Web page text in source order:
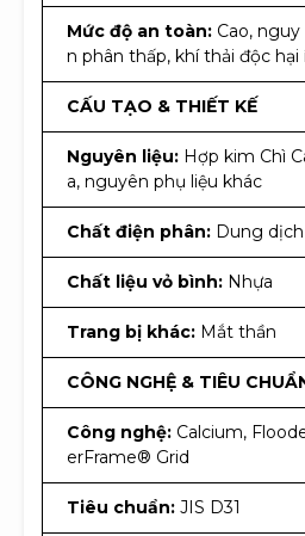
Mức độ an toàn: Cao,
n phân thấp, khí thải độc hại
CẤU TẠO & THIẾT KẾ
Nguyên liệu: Hợp kim Chì
a, nguyên phụ liệu khác
Chất điện phân: Dung
Chất liệu vỏ bình: Nhựa
Trang bị khác: Mắt thần
CÔNG NGHỆ & TIÊU
Công nghệ: Calcium,
erFrame® Grid
Tiêu chuẩn: JIS D31